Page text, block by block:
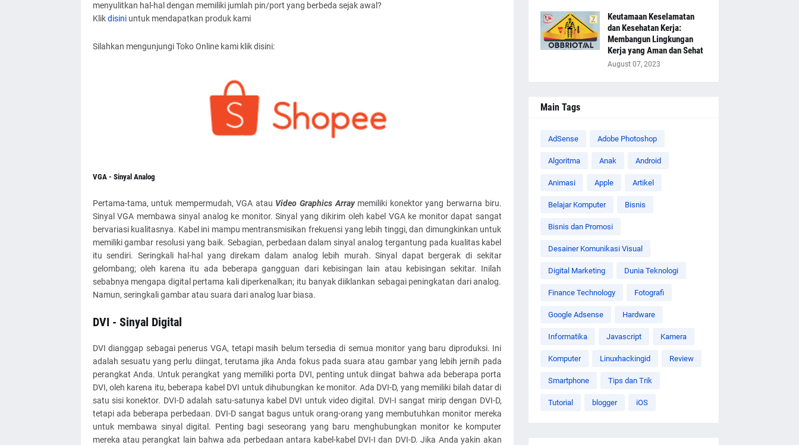
menyulitkan hal-hal dengan memiliki jumlah pin/port yang berbeda sejak awal?
Klikdisiniuntuk mendapatkan produk kami
Silahkan mengunjungi Toko Online kami klik disini:
VGA - Sinyal Analog
Pertama-tama, untuk mempermudah, VGA atau Video Graphics Arraymemiliki konektor yang berwarna biru.
Sinyal VGA membawa sinyal analog ke monitor. Sinyal yang dikirim oleh kabel VGA ke monitor dapat sangat
bervariasi kualitasnya. Kabel ini mampu mentransmisikan frekuensi yang lebih tinggi, dan dimungkinkan untuk
memiliki gambar resolusi yang baik. Sebagian, perbedaan dalam sinyal analog tergantung pada kualitas kabel
itu sendiri. Seringkali hal-hal yang direkam dalam analog lebih murah. Sinyal dapat bergerak di sekitar
gelombang; oleh karena itu ada beberapa gangguan dari kebisingan lain atau kebisingan sekitar. Inilah
sebabnya mengapa digital pertama kali diperkenalkan; itu banyak diiklankan sebagai peningkatan dari analog.
Namun, seringkali gambar atau suara dari analog luar biasa.
DVI - Sinyal Digital
DVI dianggap sebagai penerus VGA, tetapi masih belum tersedia di semua monitor yang baru diproduksi. Ini
adalah sesuatu yang perlu diingat, terutama jika Anda fokus pada suara atau gambar yang lebih jernih pada
perangkat Anda. Untuk perangkat yang memiliki porta DVI, penting untuk diingat bahwa ada beberapa porta
DVI, oleh karena itu, beberapa kabel DVI untuk dihubungkan ke monitor. Ada DVI-D, yang memiliki bilah datar di
satu sisi konektor. DVI-D adalah satu-satunya kabel DVI untuk video digital. DVI-I sangat mirip dengan DVI-D,
tetapi ada beberapa perbedaan. DVI-D sangat bagus untuk orang-orang yang membutuhkan monitor mereka
untuk membawa sinyal digital. Penting bagi seseorang yang baru menghubungkan monitor ke komputer
mereka atau perangkat lain bahwa ada perbedaan antara kabel-kabel DVI-I dan DVI-D. Jika Anda yakin akan
Keutamaan Keselamatan
dan Kesehatan Kerja:
Membangun Lingkungan
Kerja yang Aman dan Sehat
August 07, 2023
Main Tags
AdSense Adobe Photoshop
Algoritma Anak Android
Animasi Apple Artikel
Belajar Komputer Bisnis
Bisnis dan Promosi
Desainer Komunikasi Visual
Digital Marketing Dunia Teknologi
Finance Technology Fotografi
Google Adsense Hardware
Informatika Javascript Kamera
Komputer Linuxhackingid Review
Smartphone Tips dan Trik
Tutorial blogger iOS